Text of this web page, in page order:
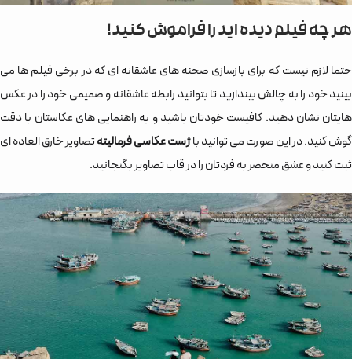
هر چه فیلم دیده اید را فراموش کنید!
حتما لازم نیست که برای بازسازی صحنه های عاشقانه ای که در برخی فیلم ها می
بینید خود را به چالش بیندازید تا بتوانید رابطه عاشقانه و صمیمی خود را در عکس
هایتان نشان دهید. کافیست خودتان باشید و به راهنمایی های عکاستان با دقت
گوش کنید. در این صورت می توانید باژست عکاسی فرمالیتهتصاویر خارق العاده ای
ثبت کنید و عشق منحصر به فردتان را در قاب تصاویر بگنجانید.